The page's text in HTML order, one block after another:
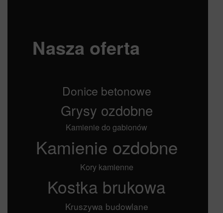
Nasza oferta
Donice betonowe
Grysy ozdobne
Kamienie do gabionów
Kamienie ozdobne
Kory kamienne
Kostka brukowa
Kruszywa budowlane